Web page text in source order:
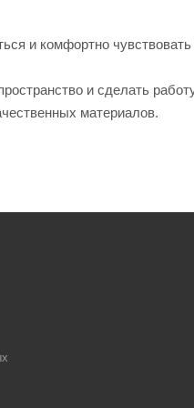
и комфортно чувствовать
и сделать
материалов.